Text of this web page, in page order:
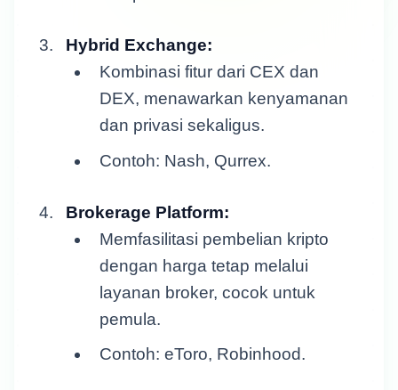
Hybrid Exchange:
Kombinasi fitur dari CEX dan
DEX, menawarkan kenyamanan
dan privasi sekaligus.
Contoh: Nash, Qurrex.
Brokerage Platform:
Memfasilitasi pembelian kripto
dengan harga tetap melalui
layanan broker, cocok untuk
pemula.
Contoh: eToro, Robinhood.